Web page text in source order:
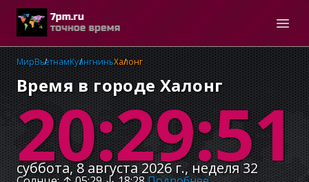
МирВьетнамКуангниньХалонг
Время в городе Халонг
20:29:52
суббота, 8 августа 2026 г., неделя 32